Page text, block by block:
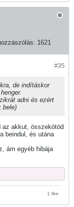
1621
#35
de indításkor
adni és ezért
bele)
az akkut, összekötöd
beindul, és utána
ám egyéb hibája
1 like